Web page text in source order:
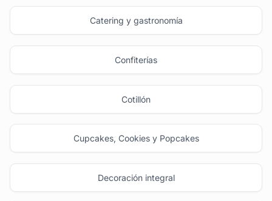
Catering y gastronomía
Confiterías
Cotillón
Cupcakes, Cookies y Popcakes
Decoración integral